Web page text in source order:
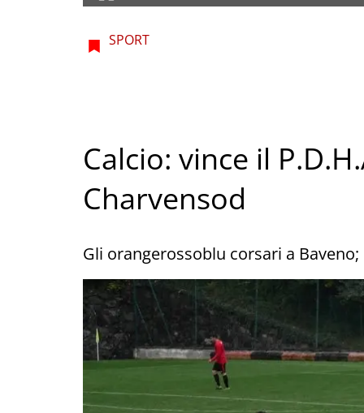
SPORT
Calcio: vince il
Charvensod
Gli orangerossoblu corsari a